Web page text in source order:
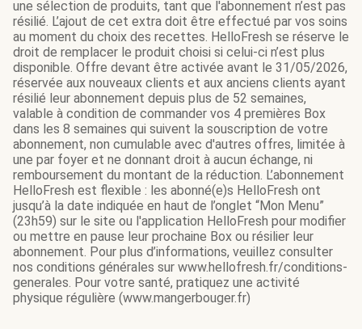
une sélection de produits, tant que l'abonnement n’est pas
résilié. L’ajout de cet extra doit être effectué par vos soins
au moment du choix des recettes. HelloFresh se réserve le
droit de remplacer le produit choisi si celui-ci n’est plus
disponible. Offre devant être activée avant le 31/05/2026,
réservée aux nouveaux clients et aux anciens clients ayant
résilié leur abonnement depuis plus de 52 semaines,
valable à condition de commander vos 4 premières Box
dans les 8 semaines qui suivent la souscription de votre
abonnement, non cumulable avec d'autres offres, limitée à
une par foyer et ne donnant droit à aucun échange, ni
remboursement du montant de la réduction. L’abonnement
HelloFresh est flexible : les abonné(e)s HelloFresh ont
jusqu’à la date indiquée en haut de l’onglet “Mon Menu”
(23h59) sur le site ou l'application HelloFresh pour modifier
ou mettre en pause leur prochaine Box ou résilier leur
abonnement. Pour plus d’informations, veuillez consulter
nos conditions générales sur www.hellofresh.fr/conditions-
generales. Pour votre santé, pratiquez une activité
physique régulière (www.mangerbouger.fr)